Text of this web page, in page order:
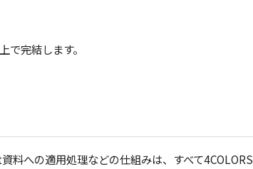
完結します。
への適用処理などの仕組みは、すべて4COLORS